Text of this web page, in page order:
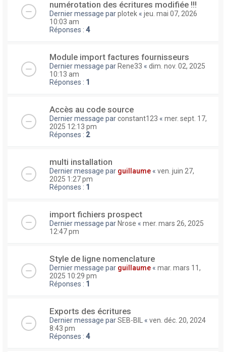
numérotation des écritures modifiée !!!
Dernier message parplotek « jeu. mai 07, 2026
10:03 am
Réponses : 4
Module import factures fournisseurs
Dernier message par Rene33 « dim. nov. 02, 2025
10:13 am
Réponses : 1
Accès au code source
Dernier message parconstant123 « mer. sept. 17,
2025 12:13 pm
Réponses : 2
multi installation
Dernier message par guillaume « ven. juin 27,
2025 1:27 pm
Réponses : 1
import fichiers prospect
Dernier message par Nrose « mer. mars 26, 2025
12:47 pm
Style de ligne nomenclature
Dernier message par guillaume « mar. mars 11,
2025 10:29 pm
Réponses : 1
Exports des écritures
Dernier message parSEB-BIL « ven. déc. 20, 2024
8:43 pm
Réponses : 4